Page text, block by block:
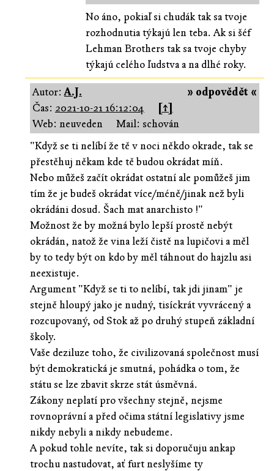
No áno, pokiaľ si chudák tak sa tvoje
rozhodnutia týkajú len teba. Ak si šéf
Lehman Brothers tak sa tvoje chyby
týkajú celého ľudstva a na dlhé roky.
» odpovědět «
Autor:A.J.
Čas: 2021-10-21 16:12:04
[↑]
Web: neuveden
Mail: schován
"Když se ti nelíbí že tě v noci někdo okrade, tak se
přestěhuj někam kde tě budou okrádat míň.
Nebo můžeš začít okrádat ostatní ale pomůžeš jim
tím že je budeš okrádat více/méně/jinak než byli
okrádáni dosud. Šach mat anarchisto !"
Možnost že by možná bylo lepší prostě nebýt
okrádán, natož že vina leží čistě na lupičovi a měl
by to tedy být on kdo by měl táhnout do hajzlu asi
neexistuje.
Argument "Když se ti to nelíbí, tak jdi jinam" je
stejně hloupý jako je nudný, tisíckrát vyvrácený a
rozcupovaný, od Stok až po druhý stupeň základní
školy.
Vaše deziluze toho, že civilizovaná společnost musí
být demokratická je smutná, pohádka o tom, že
státu se lze zbavit skrze stát úsměvná.
Zákony neplatí pro všechny stejně, nejsme
rovnoprávní a před očima státní legislativy jsme
nikdy nebyli a nikdy nebudeme.
A pokud tohle nevíte, tak si doporučuju ankap
trochu nastudovat, ať furt neslyšíme ty